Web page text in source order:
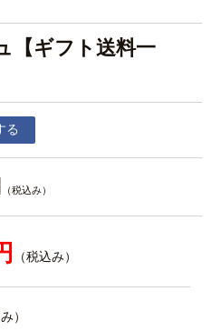
【ギフト送料一
る
（税込み）
（税込み）
）